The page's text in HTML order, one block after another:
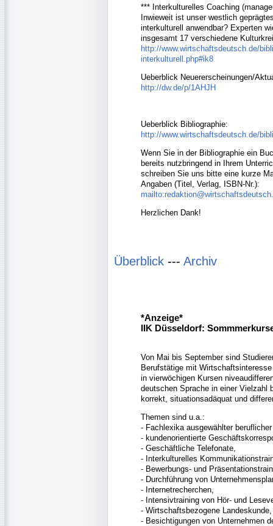
*** Interkulturelles Coaching
Inwieweit ist unser westlich
interkulturell anwendbar? Experten
insgesamt 17 verschiedene
http://www.wirtschaftsdeutsch.de/
interkulturell.php#ik8
Ueberblick Neuererscheinungen/
http://dw.de/p/1AHJH
Ueberblick Bibliographie:
http://www.wirtschaftsdeutsch.de/
Wenn Sie in der Bibliographie ein
bereits nutzbringend in Ihrem
schreiben Sie uns bitte eine kurze
Angaben (Titel, Verlag, ISBN-Nr.):
Herzlichen Dank!
Überblick --- Archiv
*Anzeige*
IIK Düsseldorf:
Von Mai bis September sind
Berufstätige mit
in vierwöchigen Kursen
deutschen Sprache in einer Vielzahl
korrekt, situationsadäquat und
Themen sind u.a.:
- Fachlexika ausgewählter
- kundenorientierte
- Geschäftliche Telefonate,
- Interkulturelles
- Bewerbungs- und
- Durchführung von
- Internetrecherchen,
- Intensivtraining von Hör- und
- Wirtschaftsbezogene Landeskunde,
- Besichtigungen von Unternehmen